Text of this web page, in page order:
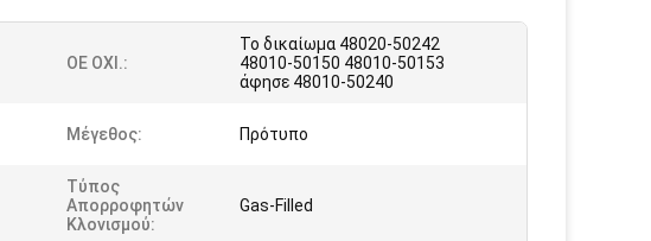
OE ΟΧΙ.:
Το δικαίωμα 48020-50242
48010-50150 48010-50153
άφησε 48010-50240
Μέγεθος: Πρότυπο
Τύπος
Απορροφητών
Κλονισμού:
Gas-Filled